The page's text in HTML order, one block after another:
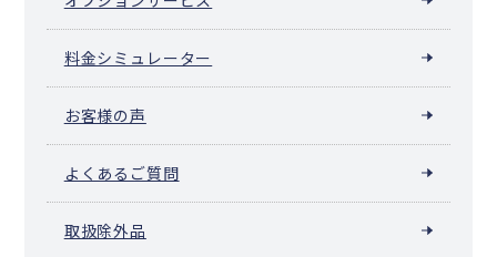
料金シミュレーター
お客様の声
よくあるご質問
取扱除外品